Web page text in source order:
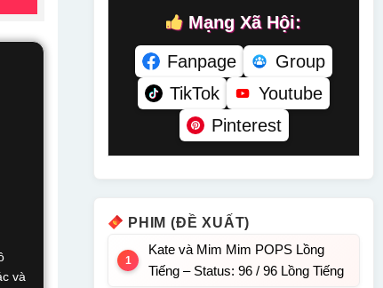
và
Mạng Xã Hội:
Fanpage
Group
TikTok
Youtube
Pinterest
PHIM (ĐỀ XUẤT)
Kate và Mim Mim POPS Lồng
Tiếng – Status: 96 / 96 Lồng Tiếng